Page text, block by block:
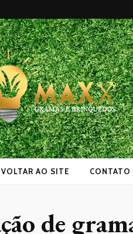
VOLTAR AO SITE CONTATO
de